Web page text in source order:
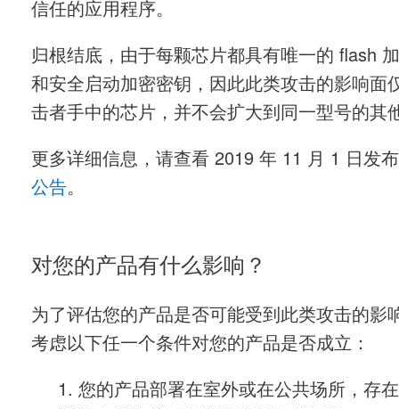
信任的应用程序。
归根结底，由于每颗芯片都具有唯一的 flash
和安全启动加密密钥，因此此类攻击的影响面
击者手中的芯片，并不会扩大到同一型号的其
更多详细信息，请查看 2019 年 11 月 1 日发
公告。
对您的产品有什么影响？
为了评估您的产品是否可能受到此类攻击的影
考虑以下任一个条件对您的产品是否成立：
1. 您的产品部署在室外或在公共场所，存